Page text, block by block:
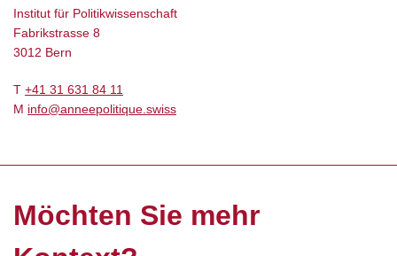
Institut für Politikwissenschaft
Fabrikstrasse 8
3012 Bern
T +41 31 631 84 11
M info@anneepolitique.swiss
Möchten Sie mehr